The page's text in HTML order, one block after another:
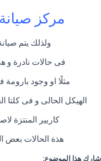
مركز
ولذلك يتم
فى حالات نادرة و
مثلًا او وجود
الهيكل الحالى و فى كلتا
كاريير المنتزة
هذة الحالات بعض
شارك هذا الموضوع: